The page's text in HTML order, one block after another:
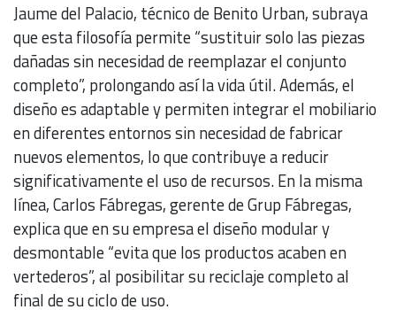
Jaume del Palacio, técnico de Benito Urban, subraya
que esta filosofía permite “sustituir solo las piezas
dañadas sin necesidad de reemplazar el conjunto
completo”, prolongando así la vida útil. Además, el
diseño es adaptable y permiten integrar el mobiliario
en diferentes entornos sin necesidad de fabricar
nuevos elementos, lo que contribuye a reducir
significativamente el uso de recursos. En la misma
línea, Carlos Fábregas, gerente de Grup Fábregas,
explica que en su empresa el diseño modular y
desmontable “evita que los productos acaben en
vertederos”, al posibilitar su reciclaje completo al
final de su ciclo de uso.